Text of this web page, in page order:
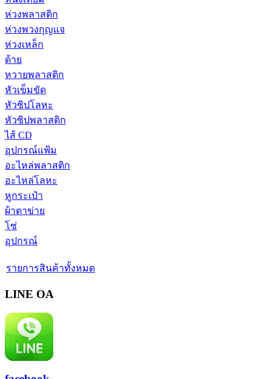
ห่วงพลาสติก
ห่วงพวงกุญแจ
ห่วงเหล็ก
ด้าย
หวายพลาสติก
หัวเข็มขัด
หัวซิปโลหะ
หัวซิปพลาสติก
ไส้ CD
อุปกรณ์แฟ้ม
อะไหล่พลาสติก
อะไหล่โลหะ
หูกระเป๋า
ผ้าตาข่าย
โซ่
อุปกรณ์
รายการสินค้าทั้งหมด
LINE OA